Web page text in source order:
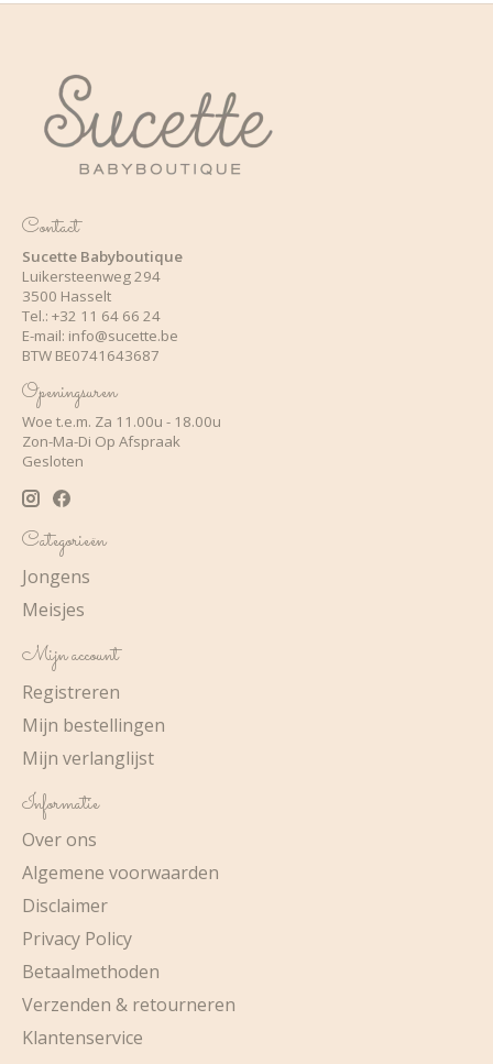
Contact
Sucette Babyboutique
Luikersteenweg 294
3500 Hasselt
Tel.: +32 11 64 66 24
E-mail: info@sucette.be
BTW BE0741643687
Openingsuren
Woe t.e.m. Za 11.00u - 18.00u
Zon-Ma-Di Op Afspraak
Gesloten
Categorieën
Jongens
Meisjes
Mijn account
Registreren
Mijn bestellingen
Mijn verlanglijst
Informatie
Over ons
Algemene voorwaarden
Disclaimer
Privacy Policy
Betaalmethoden
Verzenden & retourneren
Klantenservice